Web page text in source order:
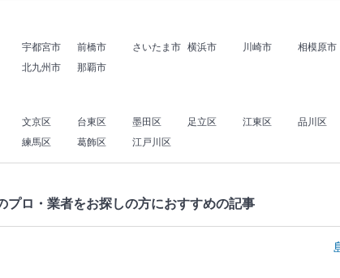
宇都宮市 前橋市 さいたま市 横浜市 川崎市 相模原市
北九州市 那覇市
文京区 台東区 墨田区 足立区 江東区 品川区
練馬区 葛飾区 江戸川区
プロ・業者をお探しの方におすすめの記事